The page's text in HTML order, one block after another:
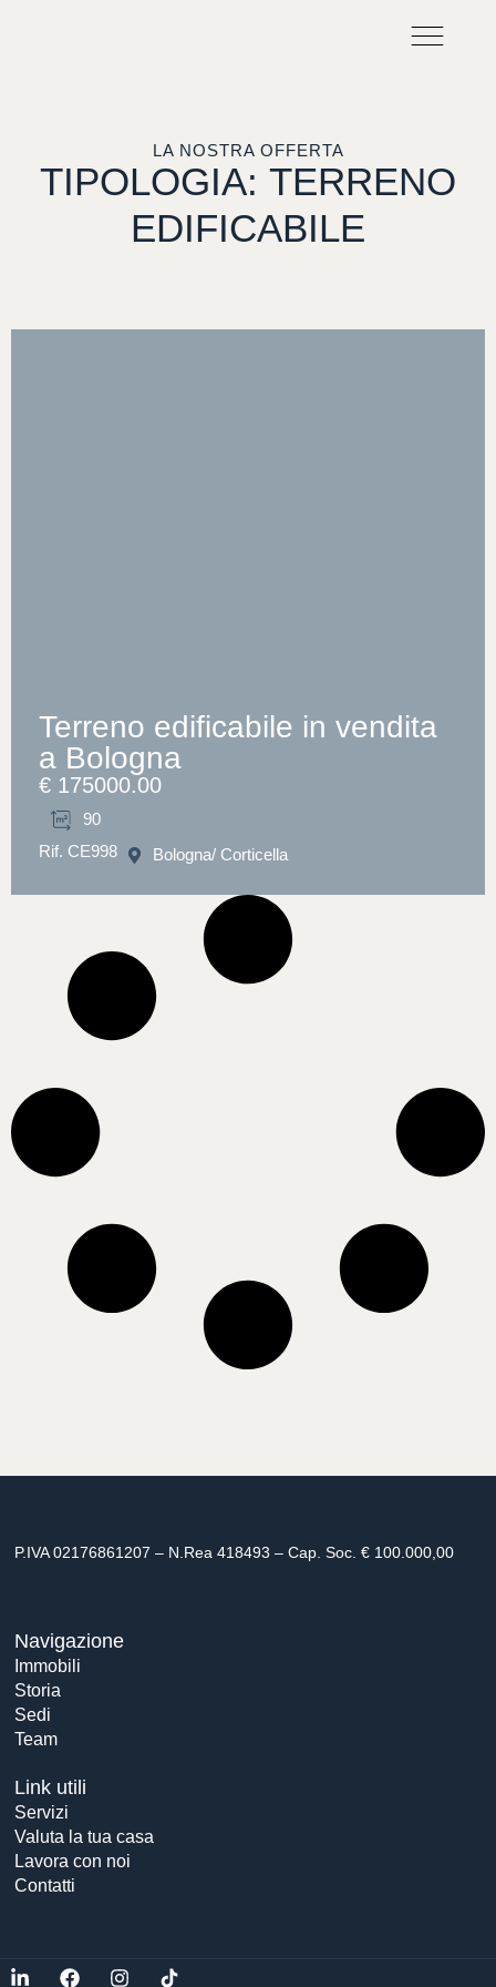
LA NOSTRA OFFERTA
TIPOLOGIA: TERRENO
EDIFICABILE
Terreno edificabile in vendita
a Bologna
€ 175000.00
90
Rif. CE998
Bologna/ Corticella
P.IVA 02176861207 – N.Rea 418493 – Cap. Soc. € 100.000,00
Navigazione
Immobili
Storia
Sedi
Team
Link utili
Servizi
Valuta la tua casa
Lavora con noi
Contatti